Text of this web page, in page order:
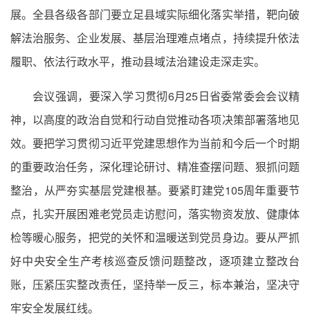
展。全县各级各部门要立足县域实际细化落实举措，靶向破
解法治服务、企业发展、基层治理难点堵点，持续提升依法
履职、依法行政水平，推动县域法治建设走深走实。
会议强调，要深入学习贯彻6月25日省委常委会会议精
神，以高度的政治自觉和行动自觉推动各项决策部署落地见
效。要把学习贯彻习近平党建思想作为当前和今后一个时期
的重要政治任务，深化理论研讨、精准查摆问题、狠抓问题
整治，从严夯实基层党建根基。要紧盯建党105周年重要节
点，扎实开展困难老党员走访慰问，落实物资发放、健康体
检等暖心服务，把党的关怀和温暖送到党员身边。要从严抓
好中央安全生产考核巡查反馈问题整改，逐项建立整改台
账，压紧压实整改责任，坚持举一反三，标本兼治，坚决守
牢安全发展红线。